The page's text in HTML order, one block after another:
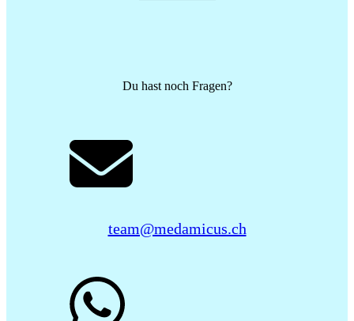
Du hast noch Fragen?
team@medamicus.ch